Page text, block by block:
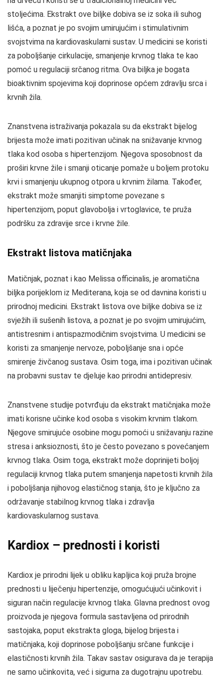
stoljećima. Ekstrakt ove biljke dobiva se iz soka ili suhog
lišća, a poznat je po svojim umirujućim i stimulativnim
svojstvima na kardiovaskularni sustav. U medicini se koristi
za poboljšanje cirkulacije, smanjenje krvnog tlaka te kao
pomoć u regulaciji srčanog ritma. Ova biljka je bogata
bioaktivnim spojevima koji doprinose općem zdravlju srca i
krvnih žila.
Znanstvena istraživanja pokazala su da ekstrakt bijelog
brijesta može imati pozitivan učinak na snižavanje krvnog
tlaka kod osoba s hipertenzijom. Njegova sposobnost da
proširi krvne žile i smanji oticanje pomaže u boljem protoku
krvi i smanjenju ukupnog otpora u krvnim žilama. Također,
ekstrakt može smanjiti simptome povezane s
hipertenzijom, poput glavobolja i vrtoglavice, te pruža
podršku za zdravije srce i krvne žile.
Ekstrakt listova matičnjaka
Matičnjak, poznat i kao Melissa officinalis, je aromatična
biljka porijeklom iz Mediterana, koja se od davnina koristi u
prirodnoj medicini. Ekstrakt listova ove biljke dobiva se iz
svježih ili sušenih listova, a poznat je po svojim umirujućim,
antistresnim i antispazmodičnim svojstvima. U medicini se
koristi za smanjenje nervoze, poboljšanje sna i opće
smirenje živčanog sustava. Osim toga, ima i pozitivan učinak
na probavni sustav te djeluje kao prirodni antidepresiv.
Znanstvene studije potvrđuju da ekstrakt matičnjaka može
imati korisne učinke kod osoba s visokim krvnim tlakom.
Njegove smirujuće osobine mogu pomoći u snižavanju razine
stresa i anksioznosti, što je često povezano s povećanjem
krvnog tlaka. Osim toga, ekstrakt može doprinijeti boljoj
regulaciji krvnog tlaka putem smanjenja napetosti krvnih žila
i poboljšanja njihovog elastičnog stanja, što je ključno za
održavanje stabilnog krvnog tlaka i zdravlja
kardiovaskularnog sustava.
Kardiox – prednosti i koristi
Kardiox je prirodni lijek u obliku kapljica koji pruža brojne
prednosti u liječenju hipertenzije, omogućujući učinkovit i
siguran način regulacije krvnog tlaka. Glavna prednost ovog
proizvoda je njegova formula sastavljena od prirodnih
sastojaka, poput ekstrakta gloga, bijelog brijesta i
matičnjaka, koji doprinose poboljšanju srčane funkcije i
elastičnosti krvnih žila. Takav sastav osigurava da je terapija
ne samo učinkovita, već i sigurna za dugotrajnu upotrebu.